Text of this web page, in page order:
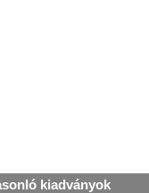
kiadványok